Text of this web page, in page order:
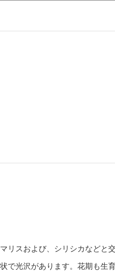
リスおよび、シリシカなど
で光沢があります。花期も